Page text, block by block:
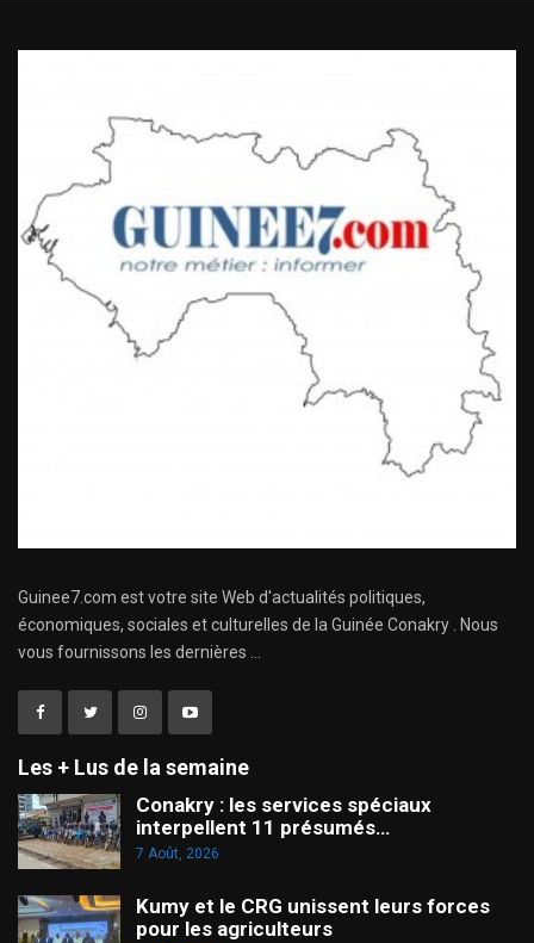
Guinee7.com est votre site Web d'actualités politiques,
économiques, sociales et culturelles de la Guinée Conakry . Nous
vous fournissons les dernières ...
Les + Lus de la semaine
Conakry : les services spéciaux
interpellent 11 présumés…
7 Août, 2026
Kumy et le CRG unissent leurs forces
pour les agriculteurs